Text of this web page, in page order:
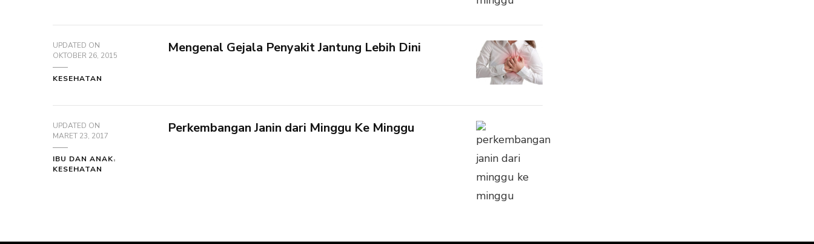
UPDATED ON
OKTOBER 26, 2015
KESEHATAN
Mengenal Gejala Penyakit Jantung Lebih Dini
UPDATED ON
MARET 23, 2017
IBU DAN ANAK
KESEHATAN
Perkembangan Janin dari Minggu Ke Minggu